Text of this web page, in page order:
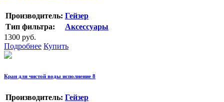
Производитель: Гейзер
Тип фильтра:
Аксессуары
1300 руб.
Подробнее Купить
Кран для чистой воды исполнение 8
Производитель: Гейзер